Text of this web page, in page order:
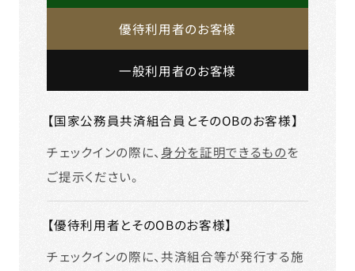
優待利用者のお客様
一般利用者のお客様
【国家公務員共済組合員とそのOBのお客様】
チェックインの際に、 身分を証明できるものを
ご提示ください。
【優待利用者とそのOBのお客様】
チェックインの際に、共済組合等が発行する施